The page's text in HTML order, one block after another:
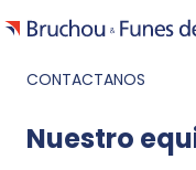
CONTACTANOS
Nuestro